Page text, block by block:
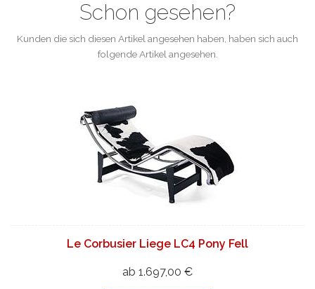
Schon gesehen?
Kunden die sich diesen Artikel angesehen haben, haben sich auch
folgende Artikel angesehen.
Le Corbusier Liege LC4 Pony Fell
ab 1.697,00 €